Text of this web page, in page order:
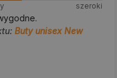
szeroki
Buty unisex New